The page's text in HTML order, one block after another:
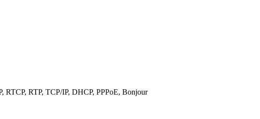
RTP, TCP/IP, DHCP, PPPoE, Bonjour